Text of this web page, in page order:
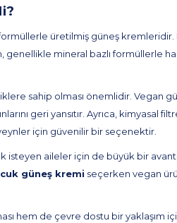
üretilmiş güneş
mineral bazlı formüllerle
sahip olması önemlidir.
geri yansıtır. Ayrıca,
için güvenilir bir seçenektir.
aileler için de büyük bir
güneş kremi seçerken vegan
hem de çevre dostu bir